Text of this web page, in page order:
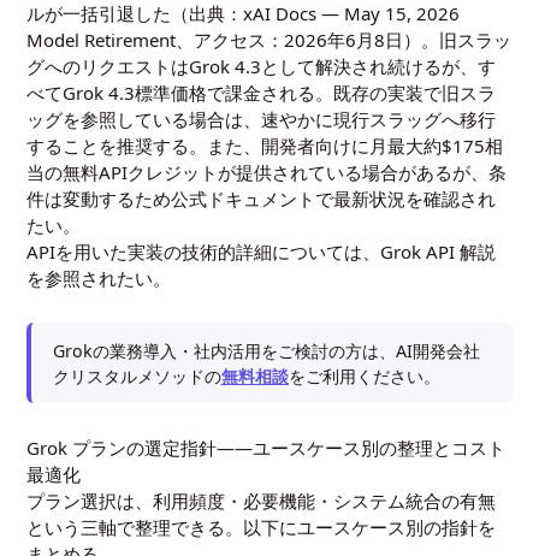
ルが一括引退した（出典：xAI Docs — May 15, 2026
Model Retirement、アクセス：2026年6月8日）。旧スラッ
グへのリクエストはGrok 4.3として解決され続けるが、す
べてGrok 4.3標準価格で課金される。既存の実装で旧スラ
ッグを参照している場合は、速やかに現行スラッグへ移行
することを推奨する。また、開発者向けに月最大約$175相
当の無料APIクレジットが提供されている場合があるが、条
件は変動するため公式ドキュメントで最新状況を確認され
たい。
APIを用いた実装の技術的詳細については、 Grok API 解説
を参照されたい。
Grokの業務導入・社内活用をご検討の方は、AI開発会社
クリスタルメソッドの無料相談をご利用ください。
Grok プランの選定指針——ユースケース別の整理とコスト
最適化
プラン選択は、利用頻度・必要機能・システム統合の有無
という三軸で整理できる。以下にユースケース別の指針を